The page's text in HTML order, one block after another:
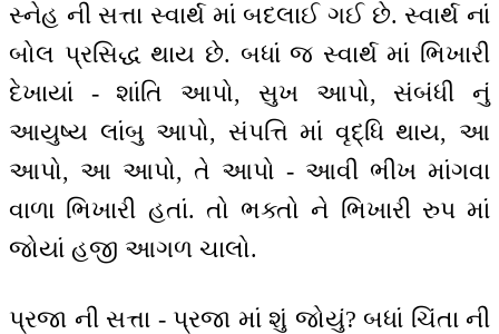
સ્નેહ ની સત્તા સ્વાર્થ માં બદલાઈ ગઈ છે. સ્વાર્થ નાં
બોલ પ્રસિદ્ધ થાય છે. બધાં જ સ્વાર્થ માં ભિખારી
દેખાયાં - શાંતિ આપો, સુખ આપો, સંબંધી નું
આયુષ્ય લાંબુ આપો, સંપત્તિ માં વૃદ્ધિ થાય, આ
આપો, આ આપો, તે આપો - આવી ભીખ માંગવા
વાળા ભિખારી હતાં. તો ભક્તો ને ભિખારી રુપ માં
જોયાં હજી આગળ ચાલો.
પ્રજા ની સત્તા - પ્રજા માં શું જોયું? બધાં ચિંતા ની